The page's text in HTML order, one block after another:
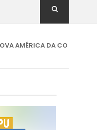
DA COLINA -